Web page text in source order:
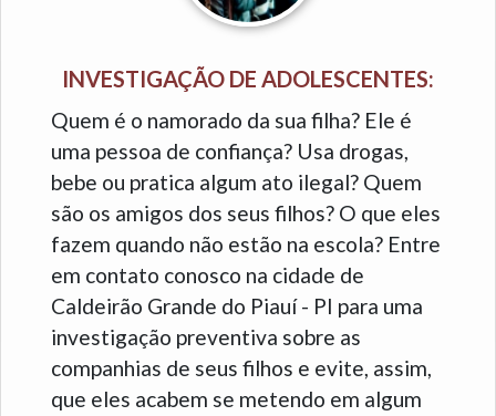
INVESTIGAÇÃO DE ADOLESCENTES:
Quem é o namorado da sua filha? Ele é
uma pessoa de confiança? Usa drogas,
bebe ou pratica algum ato ilegal? Quem
são os amigos dos seus filhos? O que eles
fazem quando não estão na escola? Entre
em contato conosco na cidade de
Caldeirão Grande do Piauí - PI para uma
investigação preventiva sobre as
companhias de seus filhos e evite, assim,
que eles acabem se metendo em algum